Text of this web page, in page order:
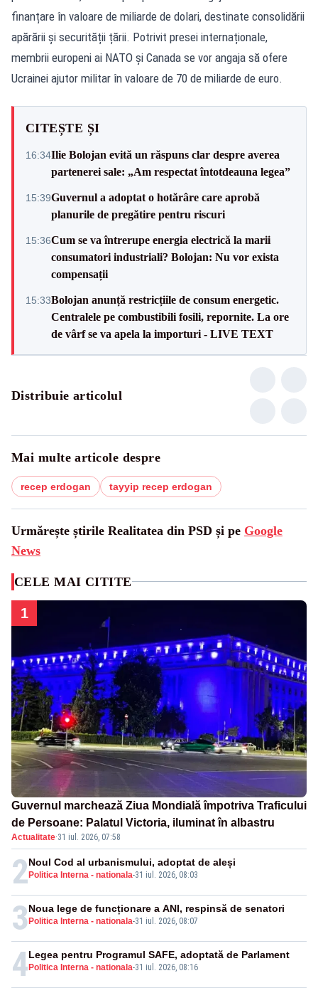
finanțare în valoare de miliarde de dolari, destinate consolidării
apărării și securității țării. Potrivit presei internaționale,
membrii europeni ai NATO și Canada se vor angaja să ofere
Ucrainei ajutor militar în valoare de 70 de miliarde de euro.
CITEȘTE ȘI
16:34Ilie Bolojan evită un răspuns clar despre averea
partenerei sale: „Am respectat întotdeauna legea”
15:39Guvernul a adoptat o hotărâre care aprobă
planurile de pregătire pentru riscuri
15:36Cum se va întrerupe energia electrică la marii
consumatori industriali? Bolojan: Nu vor exista
compensații
15:33Bolojan anunță restricțiile de consum energetic.
Centralele pe combustibili fosili, repornite. La ore
de vârf se va apela la importuri - LIVE TEXT
Distribuie articolul
Mai multe articole despre
recep erdogan tayyip recep erdogan
Urmărește știrile Realitatea din PSD și pe Google
News
CELE MAI CITITE
1
Guvernul marchează Ziua Mondială împotriva Traficului
de Persoane: Palatul Victoria, iluminat în albastru
Actualitate·31 iul. 2026, 07:58
2 Politica Interna - nationala-31 iul. 2026, 08:03
Noul Cod al urbanismului, adoptat de aleși
3 Politica Interna - nationala-31 iul. 2026, 08:07
Noua lege de funcționare a ANI, respinsă de senatori
4 Politica Interna - nationala-31 iul. 2026, 08:16
Legea pentru Programul SAFE, adoptată de Parlament